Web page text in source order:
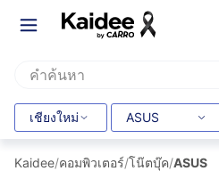
เชียงใหม่ ASUS
Kaidee/คอมพิวเตอร์/โน๊ตบุ๊ค/ASUS